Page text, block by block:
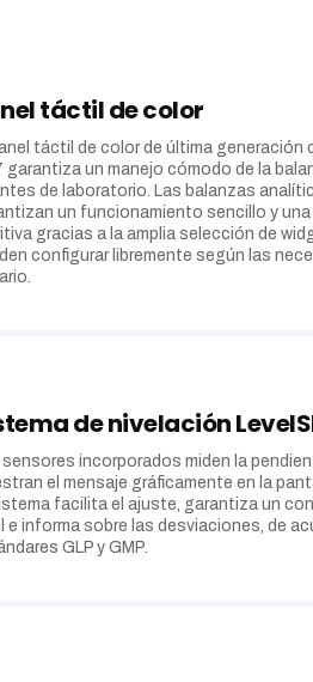
táctil de color
táctil de color de última generación
garantiza un manejo cómodo de la
de laboratorio. Las balanzas
un funcionamiento sencillo y
gracias a la amplia selección de
configurar libremente según las
de nivelación
sensores incorporados miden la
el mensaje gráficamente en la
facilita el ajuste, garantiza un
e informa sobre las desviaciones, de
GLP y GMP.